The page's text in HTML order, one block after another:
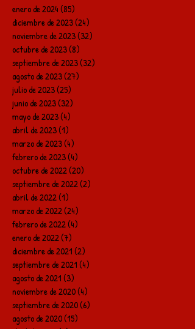
enero de 2024(85)
diciembre de 2023(24)
noviembre de 2023(32)
octubre de 2023(8)
septiembre de 2023(32)
agosto de 2023(27)
julio de 2023(25)
junio de 2023(32)
mayo de 2023(4)
abril de 2023(1)
marzo de 2023(4)
febrero de 2023(4)
octubre de 2022(20)
septiembre de 2022(2)
abril de 2022(1)
marzo de 2022(24)
febrero de 2022(4)
enero de 2022(7)
diciembre de 2021(2)
septiembre de 2021(4)
agosto de 2021(3)
noviembre de 2020(4)
septiembre de 2020(6)
agosto de 2020(15)